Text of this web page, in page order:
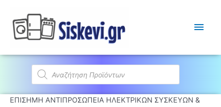
Products
search
ΕΠΙΣΗΜΗ ΑΝΤΙΠΡΟΣΩΠΕΙΑ ΗΛΕΚΤΡΙΚΩΝ ΣΥΣΚΕΥΩΝ &